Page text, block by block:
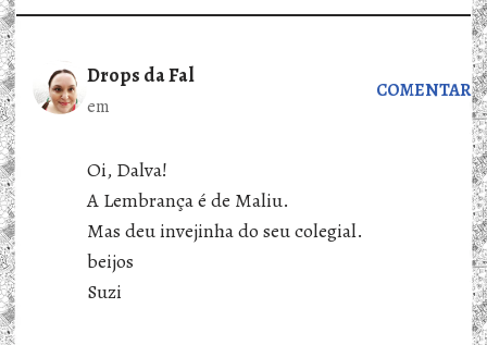
Drops da Fal
em
COMENTAR
Oi, Dalva!
A Lembrança é de Maliu.
Mas deu invejinha do seu colegial.
beijos
Suzi